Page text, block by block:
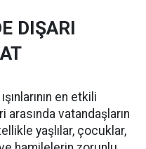
DIŞARI
en etkili
vatandaşların
yaşlılar, çocuklar,